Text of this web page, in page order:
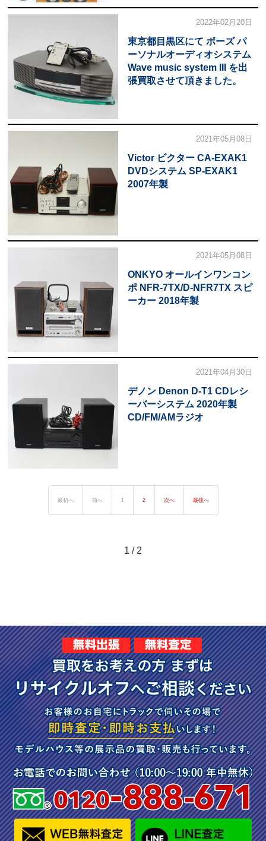
2022年02月20日
東京都目黒区にて ボーズ パ
ーソナルオーディオシステム
Wave music system III を出
張買取させて頂きました。
2021年05月08日
Victor ビクター CA-EXAK1
DVDシステム SP-EXAK1
2007年製
2021年05月08日
ONKYO オールインワンコン
ポ NFR-7TX/D-NFR7TX スピ
ーカー 2018年製
2021年04月30日
デノン Denon D-T1 CDレシ
ーバーシステム 2020年製
CD/FM/AMラジオ
最初へ 前へ 1 2 次へ 最後へ
1 / 2